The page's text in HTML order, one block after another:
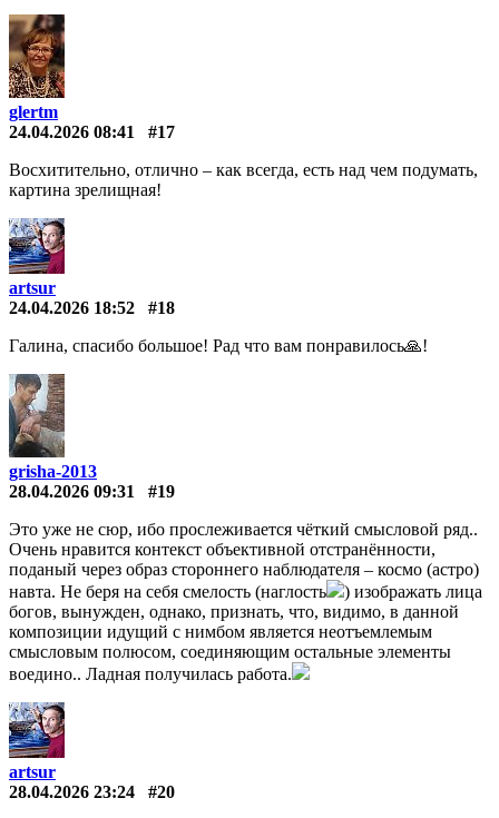
glertm
24.04.2026 08:41
#17
Восхитительно, отлично – как всегда, есть над чем подумать,
картина зрелищная!
artsur
24.04.2026 18:52
#18
Галина, спасибо большое! Рад что вам понравилось🙏!
grisha-2013
28.04.2026 09:31
#19
Это уже не сюр, ибо прослеживается чёткий смысловой ряд..
Очень нравится контекст объективной отстранённости,
поданый через образ стороннего наблюдателя – космо (астро)
навта. Не беря на себя смелость (наглость
) изображать лица
богов, вынужден, однако, признать, что, видимо, в данной
композиции идущий с нимбом является неотъемлемым
смысловым полюсом, соединяющим остальные элементы
воедино.. Ладная получилась работа.
artsur
28.04.2026 23:24
#20